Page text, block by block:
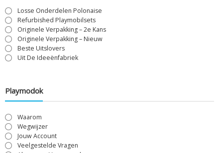
Losse Onderdelen Polonaise
Refurbished Playmobilsets
Originele Verpakking – 2e Kans
Originele Verpakking – Nieuw
Beste Uitslovers
Uit De Ideeënfabriek
Playmodok
Waarom
Wegwijzer
Jouw Account
Veelgestelde Vragen